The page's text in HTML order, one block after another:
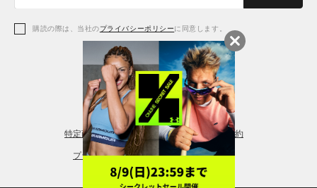
アクセサリー
レギンス＆タイツ
シューズ
購読の際は、当社のプライバシーポリシーに同意します。
特定商取引法に基づく通販の表記 会員規約
プライバシーポリシー